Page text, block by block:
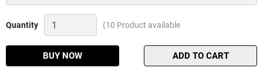
Quantity
Máy
câu
Shimano
(10 Product available
BUY NOW ADD TO CART